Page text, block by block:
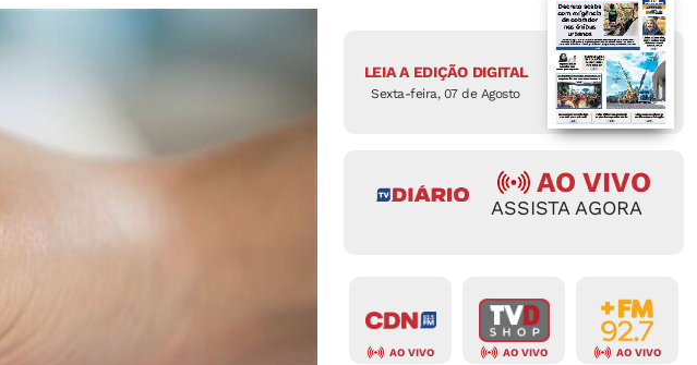
LEIA A EDIÇÃO DIGITAL
Sexta-feira, 07 de Agosto
AO VIVO
ASSISTA AGORA
AO VIVO AO VIVO AO VIVO